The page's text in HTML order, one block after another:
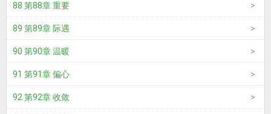
88 第88章 重要
89 第89章 际遇
90 第90章 温暖
91 第91章 偏心
92 第92章 收敛